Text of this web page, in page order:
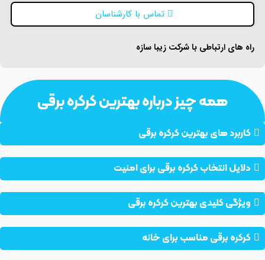
تماس با کارشناسان
راه های ارتباطی با شرکت زیبا سازه
همه چیز درباره بهترین کرکره برقی
کاربرد های بهترین کرکره برقی
دلایل انتخاب کرکره برقی برای امنیت
ویژگی کلیدی بهترین کرکره برقی
کرکره برقی مناسب برای خانه